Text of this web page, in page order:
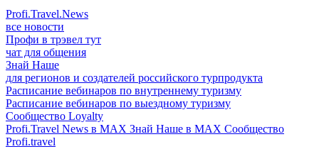
Profi.Travel.News
все новости
Профи в трэвел тут
чат для общения
Знай Наше
для регионов и создателей российского турпродукта
Расписание вебинаров по внутреннему туризму
Расписание вебинаров по выездному туризму
Сообщество Loyalty
Profi.Travel News в MAX Знай Наше в MAX Сообщество
Profi.travel